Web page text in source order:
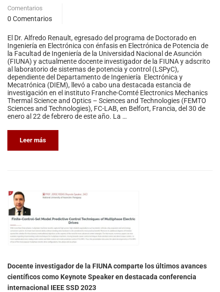
Comentarios
0 Comentarios
El Dr. Alfredo Renault, egresado del programa de Doctorado en
Ingeniería en Electrónica con énfasis en Electrónica de Potencia de
la Facultad de Ingeniería de la Universidad Nacional de Asunción
(FIUNA) y actualmente docente investigador de la FIUNA y adscrito
al laboratorio de sistemas de potencia y control (LSPyC),
dependiente del Departamento de Ingeniería Electrónica y
Mecatrónica (DIEM), llevó a cabo una destacada estancia de
investigación en el instituto Franche-Comté Electronics Mechanics
Thermal Science and Optics – Sciences and Technologies (FEMTO
Sciences and Technologies), FC-LAB, en Belfort, Francia, del 30 de
enero al 22 de febrero de este año. La …
Leer más
Docente investigador de la FIUNA comparte los últimos avances
científicos como Keynote Speaker en destacada conferencia
internacional IEEE SSD 2023